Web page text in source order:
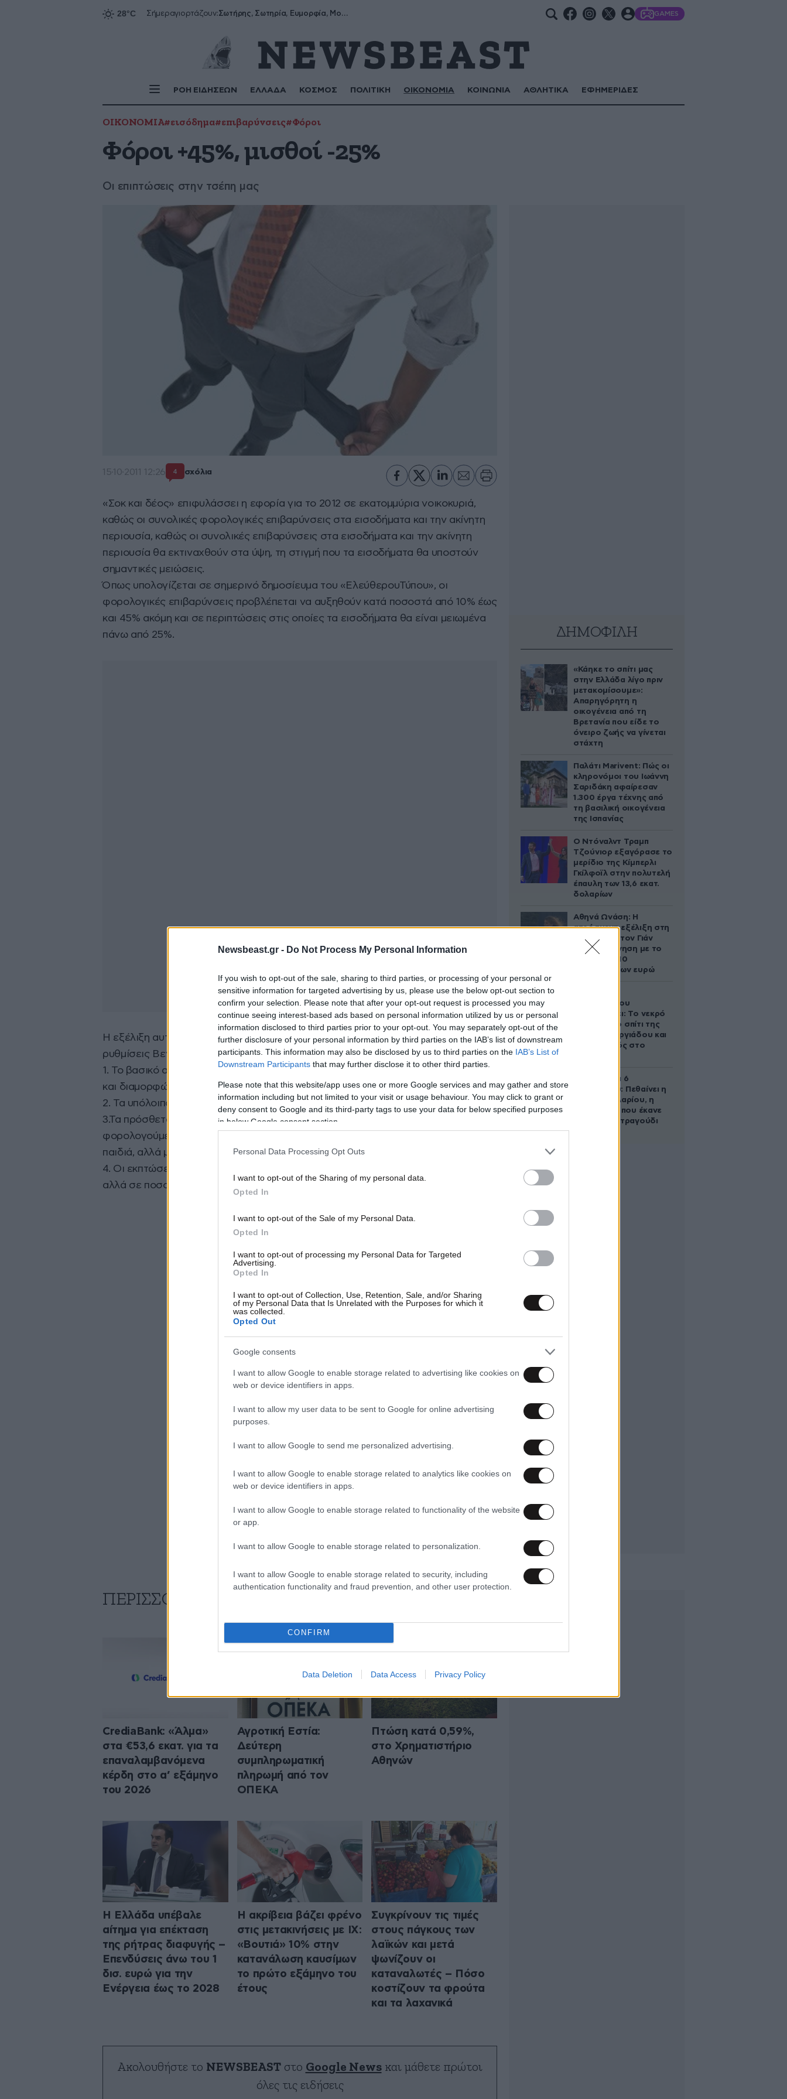
Newsbeast.gr - Do Not Process My Personal Information
If you wish to opt-out of the sale, sharing to third parties, or processing of your personal or
sensitive information for targeted advertising by us, please use the below opt-out section to
confirm your selection. Please note that after your opt-out request is processed you may
continue seeing interest-based ads based on personal information utilized by us or personal
information disclosed to third parties prior to your opt-out. You may separately opt-out of the
further disclosure of your personal information by third parties on the IAB’s list of downstream
participants. This information may also be disclosed by us to third parties on the IAB’s List of
Downstream Participants that may further disclose it to other third parties.
Please note that this website/app uses one or more Google services and may gather and store
information including but not limited to your visit or usage behaviour. You may click to grant or
deny consent to Google and its third-party tags to use your data for below specified purposes
in below Google consent section.
Personal Data Processing Opt Outs
I want to opt-out of the Sharing of my personal data.
Opted In
I want to opt-out of the Sale of my Personal Data.
Opted In
I want to opt-out of processing my Personal Data for Targeted
Advertising.
Opted In
I want to opt-out of Collection, Use, Retention, Sale, and/or Sharing
of my Personal Data that Is Unrelated with the Purposes for which it
was collected.
Opted Out
Google consents
I want to allow Google to enable storage related to advertising like cookies on
web or device identifiers in apps.
I want to allow my user data to be sent to Google for online advertising
purposes.
I want to allow Google to send me personalized advertising.
I want to allow Google to enable storage related to analytics like cookies on
web or device identifiers in apps.
I want to allow Google to enable storage related to functionality of the website
or app.
I want to allow Google to enable storage related to personalization.
I want to allow Google to enable storage related to security, including
authentication functionality and fraud prevention, and other user protection.
CONFIRM
Data Deletion Data Access Privacy Policy
Σήμεραγιορτάζουν: Σωτήρης, Σωτηρία, Ευμορφία, Μορφούλα GAMES
ΡΟΗ ΕΙΔΗΣΕΩΝ ΕΛΛΑΔΑ ΚΟΣΜΟΣ ΠΟΛΙΤΙΚΗ ΟΙΚΟΝΟΜΙΑ ΚΟΙΝΩΝΙΑ ΑΘΛΗΤΙΚΑ ΕΦΗΜΕΡΙΔΕΣ
ΟΙΚΟΝΟΜΙΑ#εισόδημα#επιβαρύνσεις#Φόροι
Φόροι +45%, μισθοί -25%
Οι επιπτώσεις στην τσέπη μας
15·10·2011 12:26 4 σχόλια
«Σοκ και δέος» επιφυλάσσει η εφορία για το 2012 σε εκατομμύρια νοικοκυριά,
καθώς οι συνολικές φορολογικές επιβαρύνσεις στα εισοδήματα και την ακίνητη
περιουσία, καθώς οι συνολικές επιβαρύνσεις στα εισοδήματα και την ακίνητη
περιουσία θα εκτιναχθούν στα ύψη, τη στιγμή που τα εισοδήματα θα υποστούν
σημαντικές μειώσεις.
Όπως υπολογίζεται σε σημερινό δημοσίευμα του «ΕλεύθερουΤύπου», οι
φορολογικές επιβαρύνσεις προβλέπεται να αυξηθούν κατά ποσοστά από 10% έως
και 45% ακόμη και σε περιπτώσεις στις οποίες τα εισοδήματα θα είναι μειωμένα
πάνω από 25%.
Η εξέλιξη αυτή θα συμβεί επειδή το 2012, θα εφαρμοστούν οι νέες φορολογικές
ρυθμίσεις Βενιζέλου που προβλέπουν, μεταξύ άλλων, ότι :
1. Το βασικό αφορολόγητο όριο εισοδήματος μειώνεται κατά 58,3% ή κατά 7000
και διαμορφώνεται στις 5.000 ευρώ.
2. Τα υπόλοιπα κλιμάκια της φορολογικής κλίμακας μειώνονται από 10 σε 8.
3.Τα πρόσθετα αφορολόγητα όρια εισοδήματος που ισχύουν για τους
φορολογούμενους με προστατευόμενα τέκνα αυξάνονται εάν έχουν 1 ή δύο
παιδιά, αλλά μειώνονται εάν έχουν από 3 και πάνω.
4. Οι εκπτώσεις για προσωπικές δαπάνες δεν θα γίνονται πλέον από το εισόδημα,
αλλά σε ποσοστό 10% από το φόρο που αναλογεί στο εισόδημα.
ΔΗΜΟΦΙΛΗ
«Κάηκε το σπίτι μας
στην Ελλάδα λίγο πριν
μετακομίσουμε»:
Απαρηγόρητη η
οικογένεια από τη
Βρετανία που είδε το
όνειρο ζωής να γίνεται
στάχτη
Παλάτι Marivent: Πώς οι
κληρονόμοι του Ιωάννη
Σαριδάκη αφαίρεσαν
1.300 έργα τέχνης από
τη βασιλική οικογένεια
της Ισπανίας
Ο Ντόναλντ Τραμπ
Τζούνιορ εξαγόρασε το
μερίδιο της Κίμπερλι
Γκίλφοϊλ στην πολυτελή
έπαυλη των 13,6 εκατ.
δολαρίων
Αθηνά Ωνάση: Η
απρόσμενη εξέλιξη στη
διαμάχη με τον Γιάν
Τοπς – Η κίνηση με το
άλογο των 10
εκατομμυρίων ευρώ
Τζώρτζογλου
αποκαλύπτει: Το νεκρό
έμβρυο στο σπίτι της
Μαρίας Γεωργιάδου και
ο εγκλεισμός στο
Σαν σήμερα 6
Αυγούστου: Πεθαίνει η
Ρίτα Σακελλαρίου, η
λαϊκή ντίβα που έκανε
τη ζωή της τραγούδι
ΠΕΡΙΣΣΟΤΕΡΑ ΑΠΟ ΤΗΝ ΟΙΚΟΝΟΜΙΑ
CrediaBank: «Άλμα»
στα €53,6 εκατ. για τα
επαναλαμβανόμενα
κέρδη στο α’ εξάμηνο
του 2026
Αγροτική Εστία:
Δεύτερη
συμπληρωματική
πληρωμή από τον
ΟΠΕΚΑ
Πτώση κατά 0,59%,
στο Χρηματιστήριο
Αθηνών
Η Ελλάδα υπέβαλε
αίτημα για επέκταση
της ρήτρας διαφυγής –
Επενδύσεις άνω του 1
δισ. ευρώ για την
Ενέργεια έως το 2028
Η ακρίβεια βάζει φρένο
στις μετακινήσεις με ΙΧ:
«Βουτιά» 10% στην
κατανάλωση καυσίμων
το πρώτο εξάμηνο του
έτους
Συγκρίνουν τις τιμές
στους πάγκους των
λαϊκών και μετά
ψωνίζουν οι
καταναλωτές – Πόσο
κοστίζουν τα φρούτα
και τα λαχανικά
Ακολουθήστε το NEWSBEASTστο Google Newsκαι μάθετε πρώτοι
όλες τις ειδήσεις